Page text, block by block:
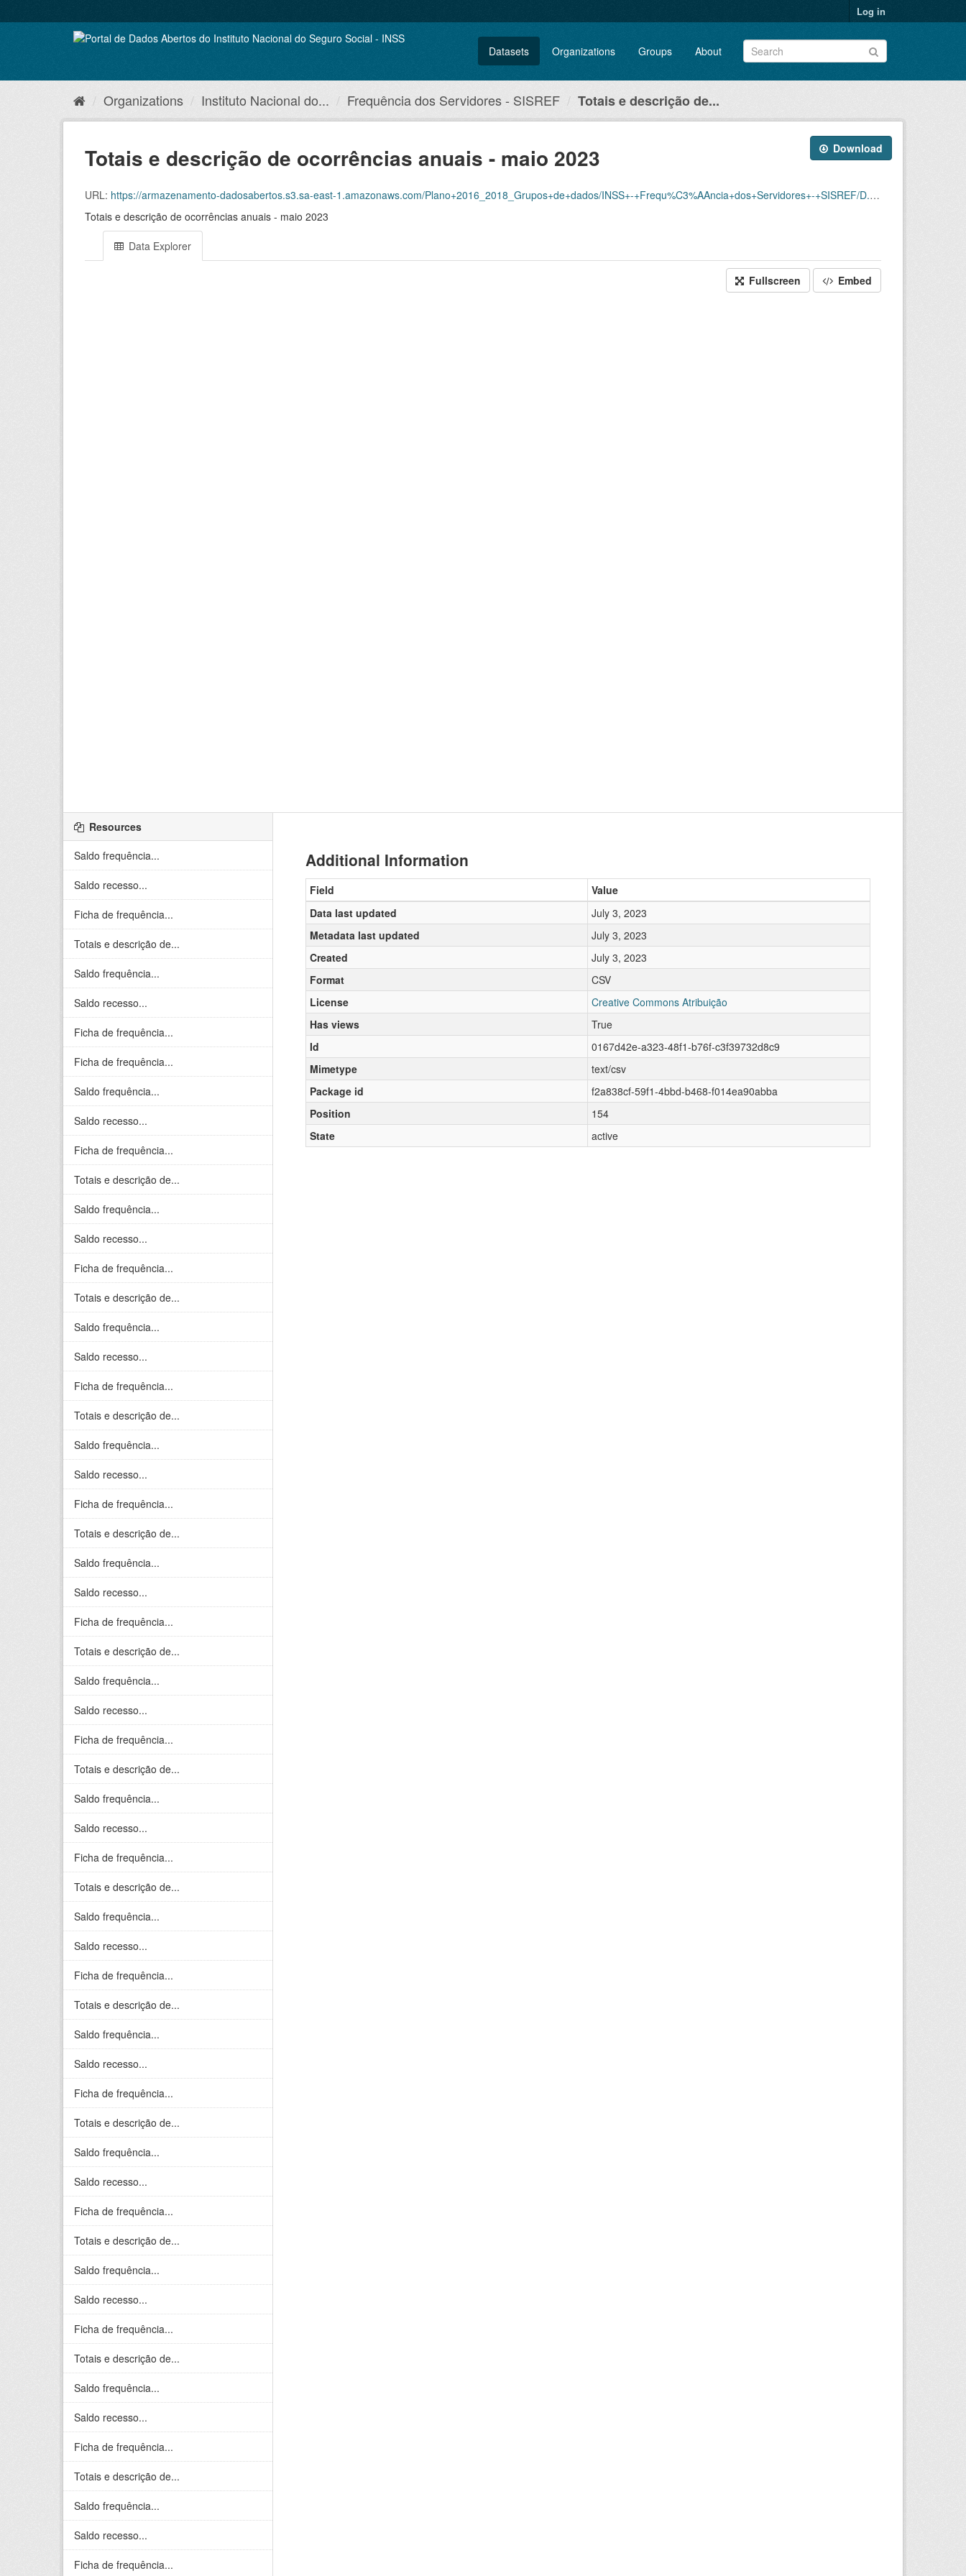
to
Log in
Datasets Organizations Groups About
Organizations Instituto Nacional do... Frequência dos Servidores - SISREF Totais e descrição de...
Download
Totais e descrição de ocorrências anuais - maio 2023
URL: https://armazenamento-dadosabertos.s3.sa-east-1.amazonaws.com/Plano+2016_2018_Grupos+de+dados/INSS+-+Frequ%C3%AAncia+dos+Servidores+-+SISREF/D.SRF.FQS.004.ACSINSS.202305.csv
Totais e descrição de ocorrências anuais - maio 2023
Data Explorer
Fullscreen Embed
Resources
Saldo frequência...
Saldo recesso...
Ficha de frequência...
Totais e descrição de...
Saldo frequência...
Saldo recesso...
Ficha de frequência...
Ficha de frequência...
Saldo frequência...
Saldo recesso...
Ficha de frequência...
Totais e descrição de...
Saldo frequência...
Saldo recesso...
Ficha de frequência...
Totais e descrição de...
Saldo frequência...
Saldo recesso...
Ficha de frequência...
Totais e descrição de...
Saldo frequência...
Saldo recesso...
Ficha de frequência...
Totais e descrição de...
Saldo frequência...
Saldo recesso...
Ficha de frequência...
Totais e descrição de...
Saldo frequência...
Saldo recesso...
Ficha de frequência...
Totais e descrição de...
Saldo frequência...
Saldo recesso...
Ficha de frequência...
Totais e descrição de...
Saldo frequência...
Saldo recesso...
Ficha de frequência...
Totais e descrição de...
Saldo frequência...
Saldo recesso...
Ficha de frequência...
Totais e descrição de...
Saldo frequência...
Saldo recesso...
Ficha de frequência...
Totais e descrição de...
Saldo frequência...
Saldo recesso...
Ficha de frequência...
Totais e descrição de...
Saldo frequência...
Saldo recesso...
Ficha de frequência...
Totais e descrição de...
Saldo frequência...
Saldo recesso...
Ficha de frequência...
Additional Information
Field
Value
Data last updated
July 3, 2023
Metadata last updated
July 3, 2023
Created
July 3, 2023
Format
CSV
License
Creative Commons Atribuição
Has views
True
Id
0167d42e-a323-48f1-b76f-c3f39732d8c9
Mimetype
text/csv
Package id
f2a838cf-59f1-4bbd-b468-f014ea90abba
Position
154
State
active